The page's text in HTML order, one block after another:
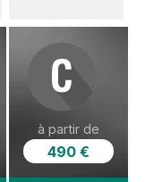
à partir de
490 €